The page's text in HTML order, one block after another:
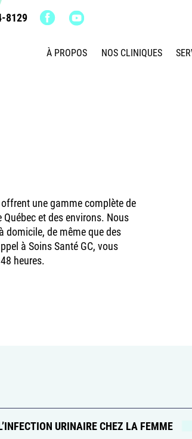
8129
À PROPOS NOS CLINIQUES
une gamme complète de
et des environs. Nous
domicile, de même que des
à Soins Santé GC, vous
heures.
URINAIRE CHEZ LA FEMME